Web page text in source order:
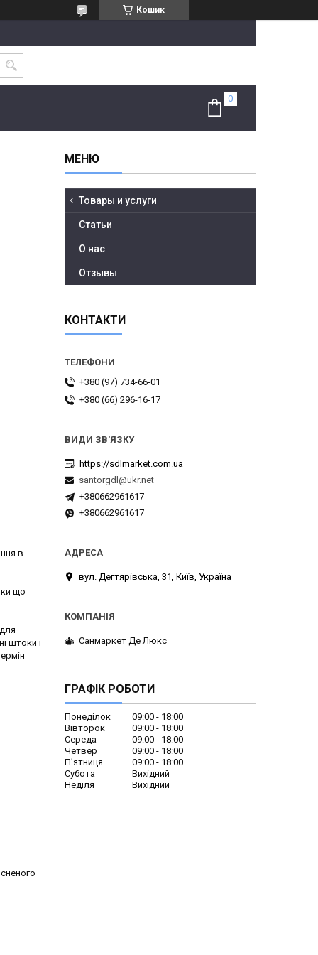
Кошик
в
що
штоки і
Товары и услуги
Статьи
О нас
Отзывы
КОНТАКТИ
+380 (97) 734-66-01
+380 (66) 296-16-17
https://sdlmarket.com.ua
santorgdl@ukr.net
+380662961617
+380662961617
вул. Дегтярівська, 31, Київ, Україна
Санмаркет Де Люкс
ГРАФІК РОБОТИ
Понеділок 09:00
18:00
Вівторок
09:00
18:00
Середа
09:00
18:00
Четвер
09:00
18:00
Пʼятниця
09:00
18:00
Субота
Вихідний
Неділя
Вихідний